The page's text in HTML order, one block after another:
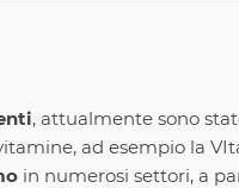
, attualmente sono
ad esempio la
in numerosi settori, a